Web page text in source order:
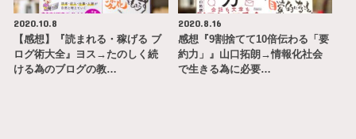
2020.10.8
【感想】『読まれる・稼げる ブ
ログ術大全』ヨス→たのしく続
ける為のブログの教…
2020.8.16
感想『9割捨てて10倍伝わる「要
約力」』山口拓朗→情報化社会
で生きる為に必要…